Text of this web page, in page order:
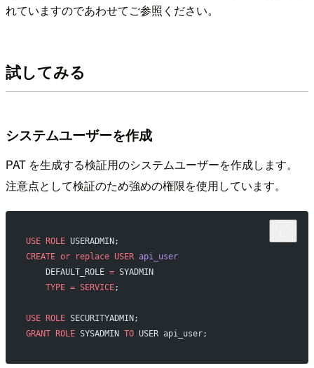
れていますのであわせてご参照ください。
試してみる
システムユーザーを作成
PAT を生成する検証用のシステムユーザーを作成します。
注意点として検証のため強めの権限を使用しています。
USE ROLE USERADMIN;
CREATE or replace USER api_user
    DEFAULT_ROLE
= SYADMIN
    TYPE
= SERVICE;
USE ROLE SECURITYADMIN;
GRANT ROLE SYSADMIN TO USER api_user;